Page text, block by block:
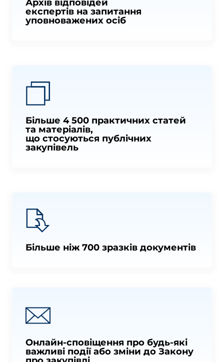
Архів відповідей
експертів на запитання
уповноважених осіб
Більше 4 500 практичних статей
та матеріалів,
що стосуються публічних
закупівель
Більше ніж 700 зразків документів
Онлайн-сповіщення про будь-які
важливі події або зміни до Закону